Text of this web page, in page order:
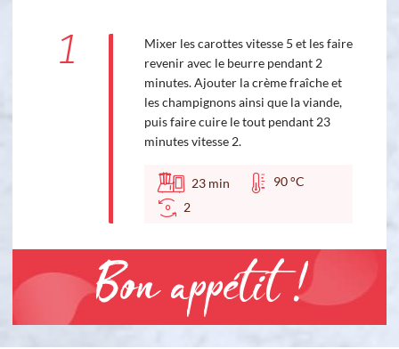
1
Mixer les carottes vitesse 5 et les faire
revenir avec le beurre pendant 2
minutes. Ajouter la crème fraîche et
les champignons ainsi que la viande,
puis faire cuire le tout pendant 23
minutes vitesse 2.
23 min
90 °C
2
Bon appétit !